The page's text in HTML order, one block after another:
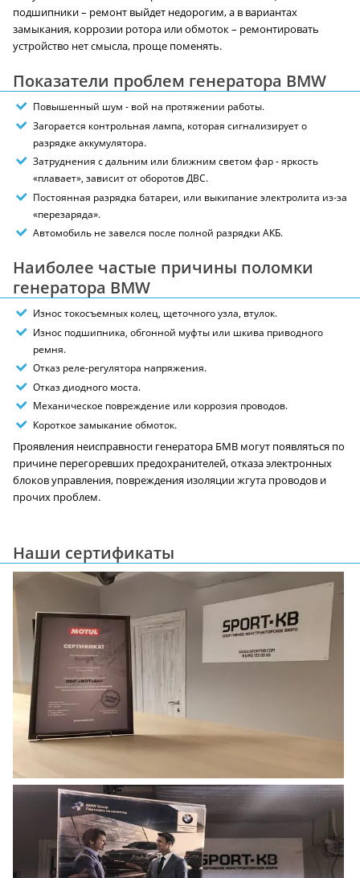
подшипники – ремонт выйдет недорогим, а в вариантах
замыкания, коррозии ротора или обмоток – ремонтировать
устройство нет смысла, проще поменять.
Показатели проблем генератора BMW
Повышенный шум - вой на протяжении работы.
Загорается контрольная лампа, которая сигнализирует о
разрядке аккумулятора.
Затруднения с дальним или ближним светом фар - яркость
«плавает», зависит от оборотов ДВС.
Постоянная разрядка батареи, или выкипание электролита из-за
«перезаряда».
Автомобиль не завелся после полной разрядки АКБ.
Наиболее частые причины поломки
генератора BMW
Износ токосъемных колец, щеточного узла, втулок.
Износ подшипника, обгонной муфты или шкива приводного
ремня.
Отказ реле-регулятора напряжения.
Отказ диодного моста.
Механическое повреждение или коррозия проводов.
Короткое замыкание обмоток.
Проявления неисправности генератора БМВ могут появляться по
причине перегоревших предохранителей, отказа электронных
блоков управления, повреждения изоляции жгута проводов и
прочих проблем.
Наши сертификаты